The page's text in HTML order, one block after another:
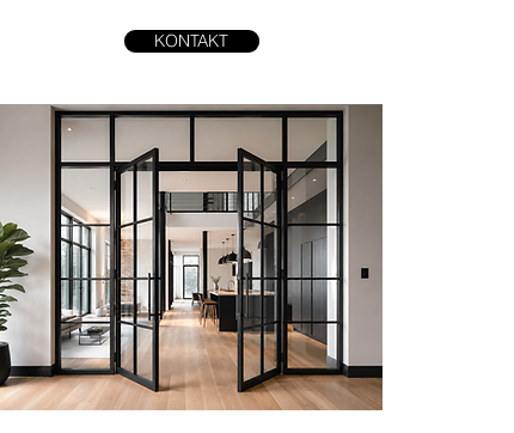
KONTAKT